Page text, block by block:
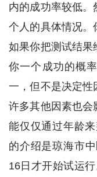
内的成功率较低
个人的具体情况。
如果你把测试结果
你一个成功的概
一，但不是决定性
许多其他因素也会
能仅仅通过年龄
的介绍是琼海市
16日才开始试运